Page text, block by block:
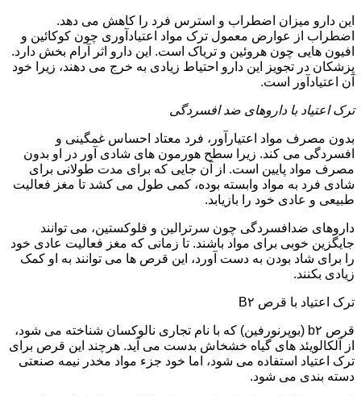
این دارو میزان اضطراب و استرس فرد را کاهش می دهد.
اضطراب از عوارض معمول ترک مواد اعتیادآوری چون کوکائین و
افیون هایی چون هروئین و تریاک است. این دارو اثر آرام بخش دارد.
پزشکان در تجویز این دارو احتیاط زیادی به خرج می دهند، زیرا خود
آن اعتیادآور است.
ترک اعتیاد با داروهای ضد افسردگی
بدون مصرف مواد اعتیارآور، فرد معتاد احساس غمگینی و
افسردگی می کند. زیرا سطح هورمون های شادی آور در او بدون
مصرف مواد پایین است. از آن جایی که برای مدت طولانی برای
شادی فرد به مواد وابسته بوده، کمی طول می کشد تا مغز فعالیت
طبیعی و عادی خود را بازیابد.
داروهای ضدافسردگی چون سرترالین و فلوکستین، می توانند
جایگزین خوبی برای مواد باشند. تا زمانی که مغز فعالیت عادی خود
را برای شاد بودن به دست آورد، این قرص ها می توانند به او کمک
زیادی بکنند.
ترک اعتیاد با قرص B۲
قرص b۲ (بوپرنورفین) که با نام تجاری نالوکسان شناخته می شود،
از آلکالویئد های گیاه خشخاش بدست می آید. هرچند این قرص برای
ترک اعتیاد استفاده می شود، اما خود جزء مواد مخدر نیمه صنعتی
دسته بندی می شود.